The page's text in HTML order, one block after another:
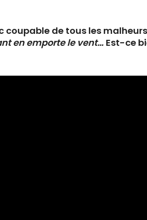
coupable de tous les
en emporte le vent… Est-ce